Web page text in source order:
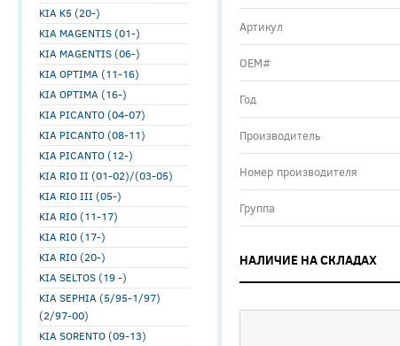
KIA K5 (20-)
KIA MAGENTIS (01-)
KIA MAGENTIS (06-)
KIA OPTIMA (11-16)
KIA OPTIMA (16-)
KIA PICANTO (04-07)
KIA PICANTO (08-11)
KIA PICANTO (12-)
KIA RIO II (01-02)/(03-05)
KIA RIO III (05-)
KIA RIO (11-17)
KIA RIO (17-)
KIA RIO (20-)
KIA SELTOS (19 -)
KIA SEPHIA (5/95-1/97)
(2/97-00)
KIA SORENTO (09-13)
Артикул
ОЕМ#
Год
Производитель
Номер производителя
Группа
НАЛИЧИЕ НА СКЛАДАХ